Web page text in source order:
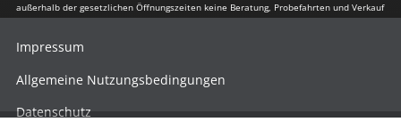
außerhalb der gesetzlichen Öffnungszeiten keine Beratung, Probefahrten und Verkauf
Impressum
Allgemeine Nutzungsbedingungen
Datenschutz